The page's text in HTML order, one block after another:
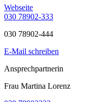
Webseite
030 78902-333
030 78902-444
E-Mail schreiben
Ansprechpartnerin
Frau Martina Lorenz